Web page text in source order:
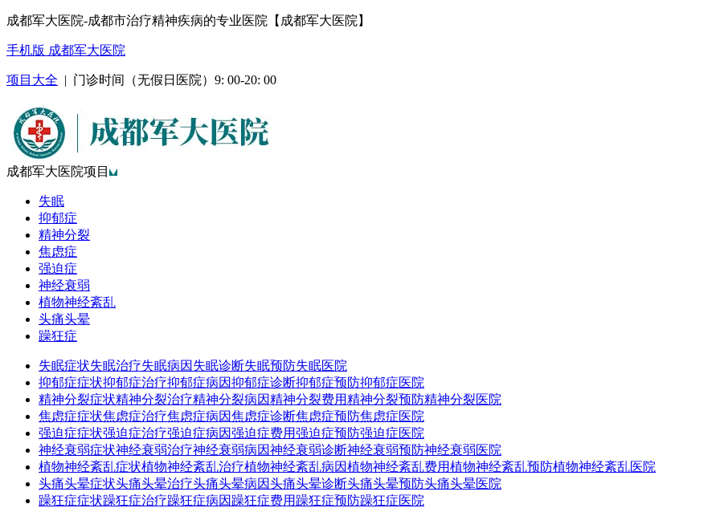
成都军大医院-成都市治疗精神疾病的专业医院【成都军大医院】
手机版 成都军大医院
项目大全 | 门诊时间（无假日医院）9: 00-20: 00
成都军大医院项目
失眠
抑郁症
精神分裂
焦虑症
强迫症
神经衰弱
植物神经紊乱
头痛头晕
躁狂症
失眠症状失眠治疗失眠病因 失眠诊断失眠预防失眠医院
抑郁症症状抑郁症治疗抑郁症病因抑郁症诊断抑郁症预防抑郁症医院
精神分裂症状精神分裂治疗精神分裂病因精神分裂费用精神分裂预防精神分裂医院
焦虑症症状焦虑症治疗焦虑症病因焦虑症诊断焦虑症预防焦虑症医院
强迫症症状强迫症治疗强迫症病因强迫症费用强迫症预防强迫症医院
神经衰弱症状神经衰弱治疗神经衰弱病因神经衰弱诊断神经衰弱预防神经衰弱医院
植物神经紊乱症状植物神经紊乱治疗植物神经紊乱病因植物神经紊乱费用植物神经紊乱预防植物神经紊乱医院
头痛头晕症状头痛头晕治疗头痛头晕病因头痛头晕诊断头痛头晕预防头痛头晕医院
躁狂症症状躁狂症治疗躁狂症病因 躁狂症费用 躁狂症预防躁狂症医院